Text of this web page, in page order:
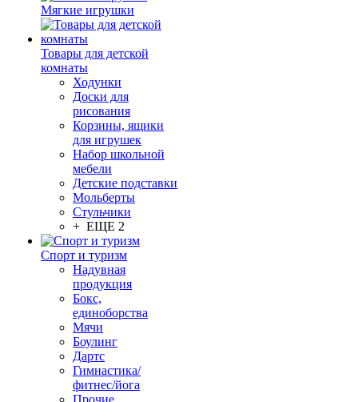
Мягкие игрушки
Товары для детской
комнаты
Ходунки
Доски для
рисования
Корзины, ящики
для игрушек
Набор школьной
мебели
Детские подставки
Мольберты
Стульчики
+ ЕЩЕ 2
Спорт и туризм
Надувная
продукция
Бокс,
единоборства
Мячи
Боулинг
Дартс
Гимнастика/
фитнес/йога
Прочие